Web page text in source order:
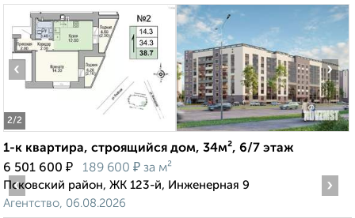
2/2
‹ ›
1-к квартира, строящийся дом, 34м², 6/7 этаж
6 501 600 ₽ 189 600 ₽ за м²
Псковский район, ЖК 123-й, Инженерная 9
Агентство, 06.08.2026
‹ ›